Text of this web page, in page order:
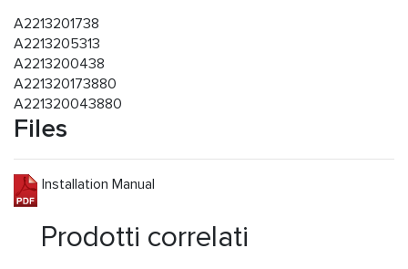
A2213201738
A2213205313
A2213200438
A221320173880
A221320043880
Files
Installation Manual
Prodotti correlati